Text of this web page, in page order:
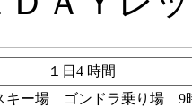
１日4 時間
キー場 ゴンドラ乗り場 9